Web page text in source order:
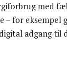
med
for eksempel
adgang